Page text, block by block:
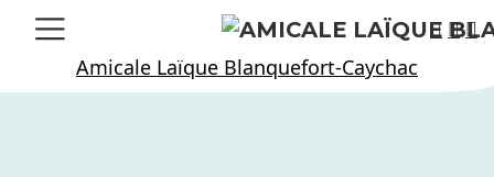
Skip
Amicale Laïque Blanquefort-Caychac